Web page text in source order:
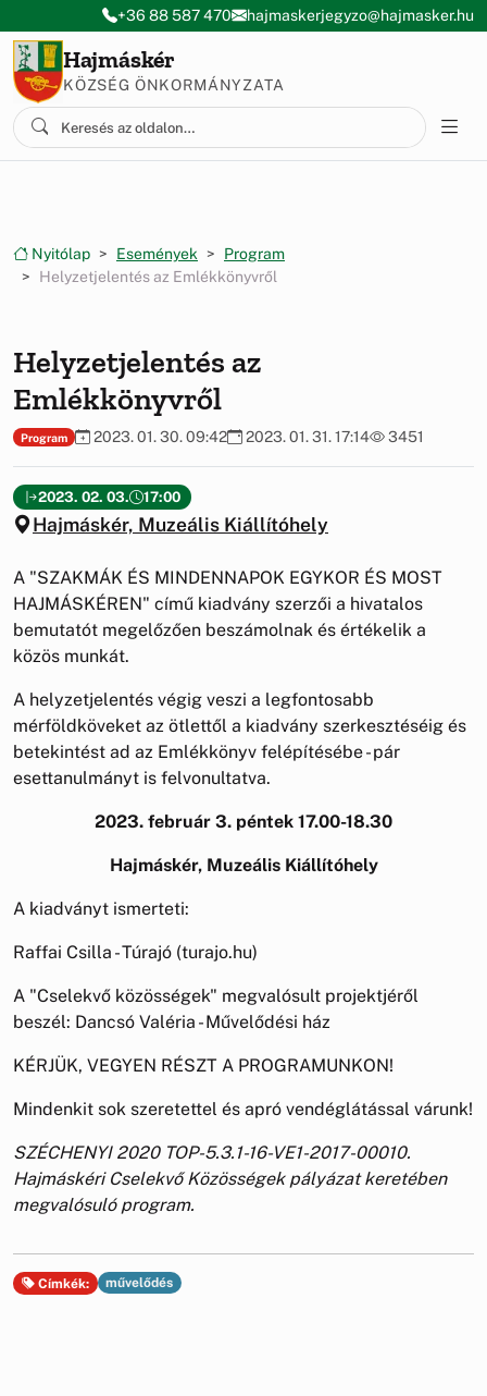
Ugrás a menüre
Ugrás a tartalomra
+36 88 587 470 hajmaskerjegyzo@hajmasker.hu
Hajmáskér
KÖZSÉG ÖNKORMÁNYZATA
Nyitólap Események
Program
Helyzetjelentés az Emlékkönyvről
Helyzetjelentés az
Emlékkönyvről
Program 2023. 01. 30. 09:42 2023. 01. 31. 17:14 3451
2023. 02. 03. 17:00
Hajmáskér, Muzeális Kiállítóhely
A "SZAKMÁK ÉS MINDENNAPOK EGYKOR ÉS MOST
HAJMÁSKÉREN" című kiadvány szerzői a hivatalos
bemutatót megelőzően beszámolnak és értékelik a
közös munkát.
A helyzetjelentés végig veszi a legfontosabb
mérföldköveket az ötlettől a kiadvány szerkesztéséig és
betekintést ad az Emlékkönyv felépítésébe - pár
esettanulmányt is felvonultatva.
2023. február 3. péntek 17.00-18.30
Hajmáskér, Muzeális Kiállítóhely
A kiadványt ismerteti:
Raffai Csilla - Túrajó (turajo.hu)
A "Cselekvő közösségek" megvalósult projektjéről
beszél: Dancsó Valéria - Művelődési ház
KÉRJÜK, VEGYEN RÉSZT A PROGRAMUNKON!
Mindenkit sok szeretettel és apró vendéglátással várunk!
SZÉCHENYI 2020 TOP-5.3.1-16-VE1-2017-00010.
Hajmáskéri Cselekvő Közösségek pályázat keretében
megvalósuló program.
Címkék: művelődés